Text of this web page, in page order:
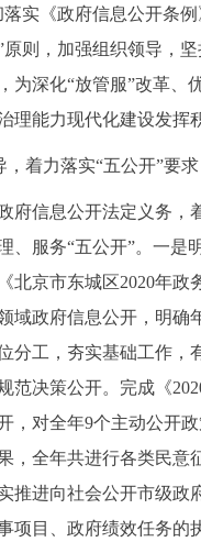
利企服务
我要咨询
在线访谈
十六区概览
实《政府信息公开条
则，加强组织领导，坚
为深化“放管服”改革、
理能力现代化建设发挥
着力落实“五公开”要求
信息公开法定义务，
、服务“五公开”。一是
北京市东城区2020年政
域政府信息公开，明确
分工，夯实基础工作，
范决策公开。完成《
，对全年9个主动公开
，全年共进行各类民意
推进向社会公开市级政
项目、政府绩效任务的